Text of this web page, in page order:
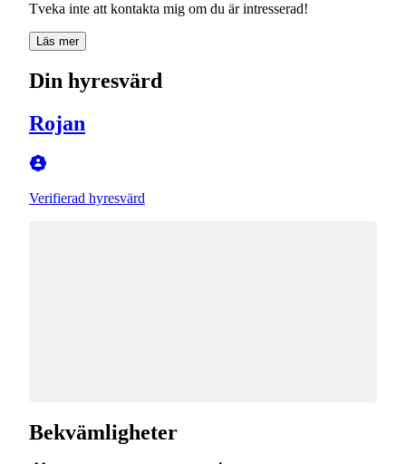
Tveka inte att kontakta mig om du är intresserad!
Läs mer
Din hyresvärd
Rojan
Verifierad hyresvärd
Bekvämligheter